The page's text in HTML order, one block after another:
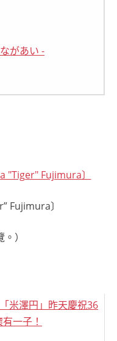
があい -
Fujimura〕
）